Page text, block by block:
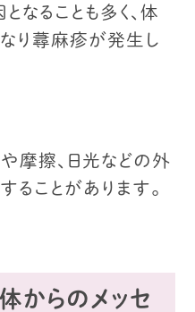
なることも多く、体
り蕁麻疹が発生し
摩擦、 日光などの外
ことがあります。
からのメッセ